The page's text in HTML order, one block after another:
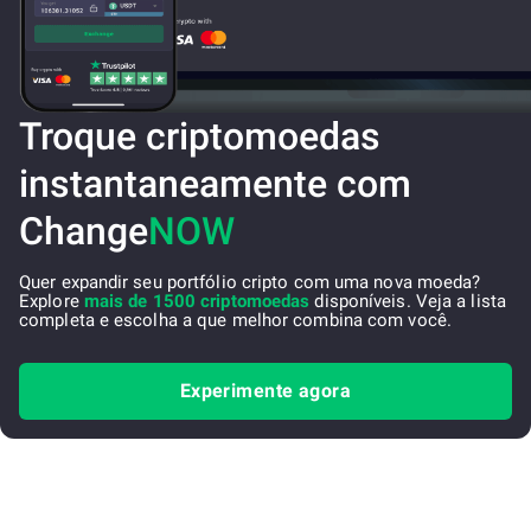
Troque criptomoedas
instantaneamente com
ChangeNOW
Quer expandir seu portfólio cripto com uma nova moeda?
Explore mais de 1500 criptomoedas disponíveis. Veja a lista
completa e escolha a que melhor combina com você.
Experimente agora